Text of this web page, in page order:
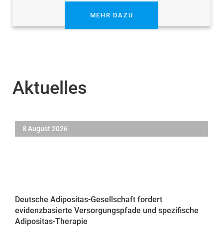
MEHR DAZU
Aktuelles
8 August 2026
Deutsche Adipositas-Gesellschaft fordert
evidenzbasierte Versorgungspfade und spezifische
Adipositas-Therapie